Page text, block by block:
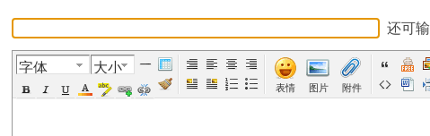
还可
字体 大小
表情 图片 附件